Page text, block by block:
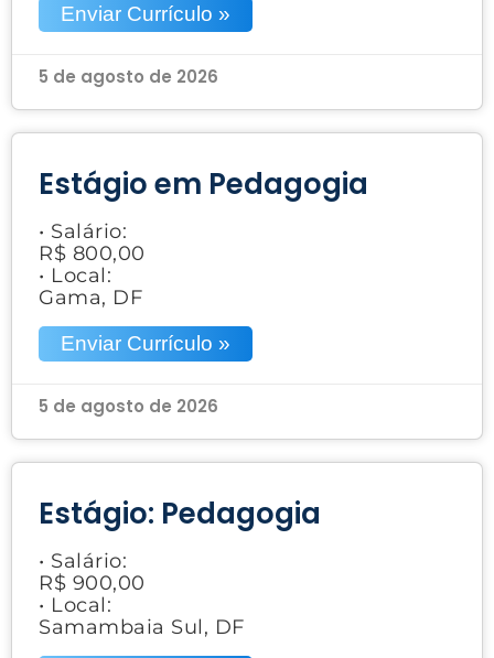
Enviar Currículo »
5 de agosto de 2026
Estágio em Pedagogia
• Salário:
R$ 800,00
• Local:
Gama, DF
Enviar Currículo »
5 de agosto de 2026
Estágio: Pedagogia
• Salário:
R$ 900,00
• Local:
Samambaia Sul, DF